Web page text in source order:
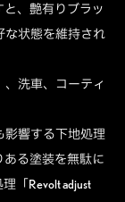
、艶有りブラッ
な状態を維持され
洗車、コーティ
影響する下地処理
る塗装を無駄に
「Revolt adjust